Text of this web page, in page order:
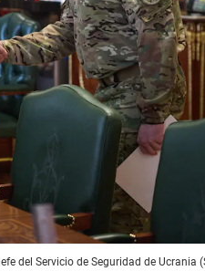
del Servicio de Seguridad de Ucrania